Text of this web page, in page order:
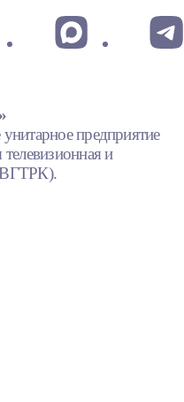
предприятие
телевизионная и